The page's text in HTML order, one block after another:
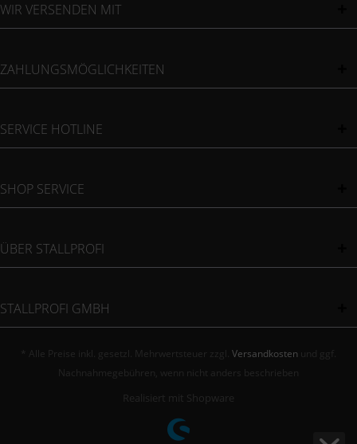
WIR VERSENDEN MIT
ZAHLUNGSMÖGLICHKEITEN
SERVICE HOTLINE
SHOP SERVICE
ÜBER STALLPROFI
STALLPROFI GMBH
* Alle Preise inkl. gesetzl. Mehrwertsteuer zzgl. Versandkosten und ggf.
Nachnahmegebühren, wenn nicht anders beschrieben
Realisiert mit Shopware